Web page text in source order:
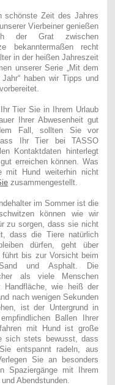
schönste Zeit des Jahres
Vierbeiner genießen
der Grat zwischen
bekanntermaßen recht
in der heißen Jahreszeit
unserer Serie „Mit dem
haben wir Tipps und
Tier Sie in Ihrem Urlaub
Ihrer Abwesenheit gut
Fall, sollten Sie vor
Ihr Tier bei TASSO
Kontaktdaten hinterlegt
erreichen können. Was
mit Hund weiterhin nicht
zusammengestellt.
im Sommer ist die
können wie wir
zu sorgen, dass sie nicht
dass die Tiere natürlich
dürfen, geht über
bis zur Vorsicht beim
und Asphalt. Die
als viele Menschen
wie heiß der
nach wenigen Sekunden
ist der Untergrund in
Ballen Ihrer
mit Hund ist große
sich stets bewusst, dass
entspannt radeln, aus
Sie an besonders
Spaziergänge mit Ihrem
Abendstunden.